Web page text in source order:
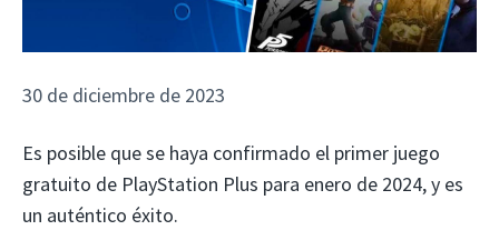
30 de diciembre de 2023
Es posible que se haya confirmado el primer juego
gratuito de PlayStation Plus para enero de 2024, y es
un auténtico éxito.